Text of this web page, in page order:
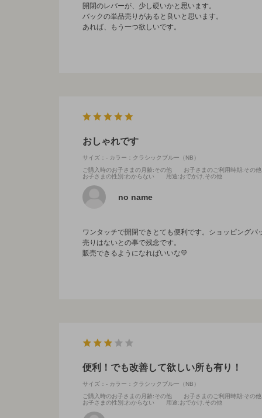
開閉のレバーが、少し硬いかと思います。
バックの単品売りがあると良いと思います。
あれば、もう一つ欲しいです。
おしゃれです
サイズ：- カラー：クラシックブルー（NB）
ご購入時のお子さまの月齢:その他 お子さまのご利用時期 :その他
お子さまの性別 :わからない 用途:おでかけ,その他
no name
ワンタッチで開閉できとても便利です。ショッピング
売りはないとの事で残念です。
販売できるようになればいいな💛
便利！でも改善して欲しい所も有り！
サイズ：- カラー：クラシックブルー（NB）
ご購入時のお子さまの月齢:その他 お子さまのご利用時期 :その他
お子さまの性別 :わからない 用途:おでかけ,その他